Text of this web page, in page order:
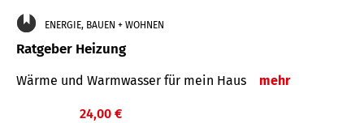
ENERGIE, BAUEN + WOHNEN
Ratgeber Heizung
Wärme und Warmwasser für mein Haus mehr
24,00 €